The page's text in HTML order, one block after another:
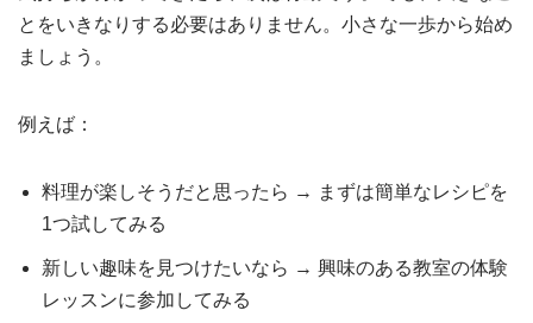
とをいきなりする必要はありません。小さな一歩から始め
ましょう。
例えば：
料理が楽しそうだと思ったら → まずは簡単なレシピを
1つ試してみる
新しい趣味を見つけたいなら → 興味のある教室の体験
レッスンに参加してみる